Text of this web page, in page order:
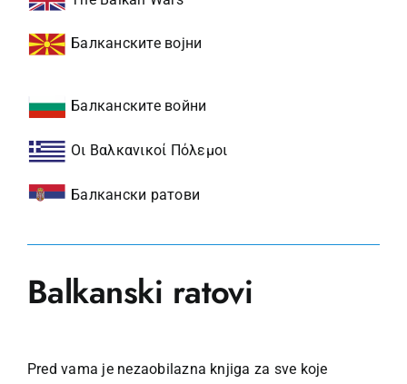
Balkanski ratovi
Pred vama je nezaobilazna knjiga za sve koje
Балканските војни
Балканските войни
Οι Βαλκανικοί Πόλεμοι
Балкански ратови